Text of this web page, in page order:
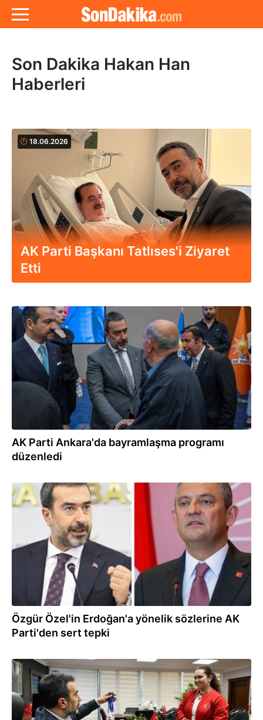
Son Dakika Hakan Han
Haberleri
18.06.2026
AK Parti Başkanı Tatlıses'i Ziyaret
Etti
28.05.2026
AK Parti Ankara'da bayramlaşma programı
düzenledi
13.08.2025
Özgür Özel'in Erdoğan'a yönelik sözlerine AK
Parti'den sert tepki
17.05.2024